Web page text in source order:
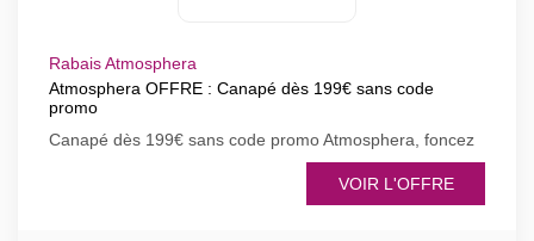
Rabais Atmosphera
Atmosphera OFFRE : Canapé dès 199€ sans code
promo
Canapé dès 199€ sans code promo Atmosphera, foncez
VOIR L'OFFRE